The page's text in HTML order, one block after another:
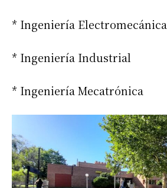
* Ingeniería Electromecánica
* Ingeniería Industrial
* Ingeniería Mecatrónica